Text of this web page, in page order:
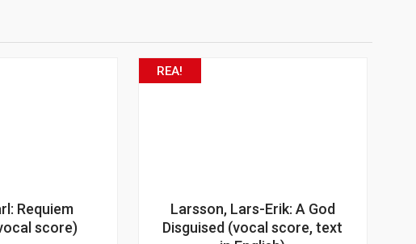
Requiem
score)
REA!
Larsson, Lars-Erik: A God
Disguised (vocal score, text